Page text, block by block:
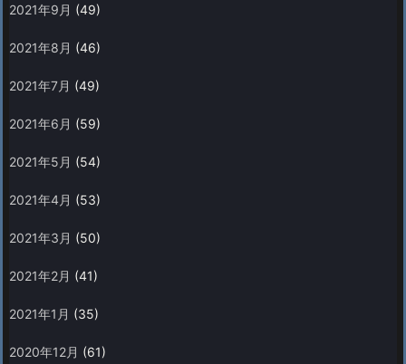
2021年9月 (49)
2021年8月 (46)
2021年7月 (49)
2021年6月 (59)
2021年5月 (54)
2021年4月 (53)
2021年3月 (50)
2021年2月 (41)
2021年1月 (35)
2020年12月 (61)